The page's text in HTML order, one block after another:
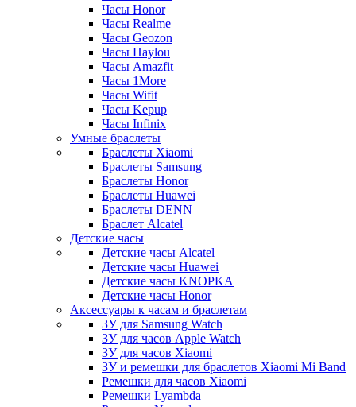
Часы Honor
Часы Realme
Часы Geozon
Часы Haylou
Часы Amazfit
Часы 1More
Часы Wifit
Часы Kepup
Часы Infinix
Умные браслеты
Браслеты Xiaomi
Браслеты Samsung
Браслеты Honor
Браслеты Huawei
Браслеты DENN
Браслет Alcatel
Детские часы
Детские часы Alcatel
Детские часы Huawei
Детские часы KNOPKA
Детские часы Honor
Аксессуары к часам и браслетам
ЗУ для Samsung Watch
ЗУ для часов Apple Watch
ЗУ для часов Xiaomi
ЗУ и ремешки для браслетов Xiaomi Mi Band
Ремешки для часов Xiaomi
Ремешки Lyambda